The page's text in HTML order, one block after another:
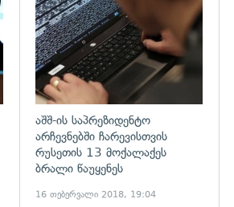
აშშ-ის საპრეზიდენტო
არჩევნებში ჩარევისთვის
რუსეთის 13 მოქალაქეს
ბრალი წაუყენეს
16 თებერვალი 2018, 19:04